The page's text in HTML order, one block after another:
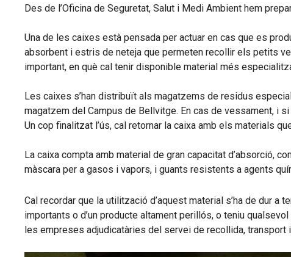
Des de l’Oficina de Seguretat, Salut i Medi Ambient hem
Una de les caixes està pensada per actuar en cas que es
absorbent i estris de neteja que permeten recollir els petits
important, en què cal tenir disponible material més
Les caixes s’han distribuït als magatzems de residus
magatzem del Campus de Bellvitge. En cas de vessament, i
Un cop finalitzat l’ús, cal retornar la caixa amb els materials
La caixa compta amb material de gran capacitat d’absorció,
màscara per a gasos i vapors, i guants resistents a agents
Cal recordar que la utilització d’aquest material s’ha de dur a
importants o d’un producte altament perillós, o teniu
les empreses adjudicatàries del servei de recollida,